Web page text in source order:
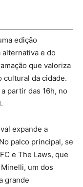
edição
alternativa e do
que valoriza
cultural da cidade.
partir das 16h, no
expande a
palco principal, se
e The Laws, que
um dos
grande